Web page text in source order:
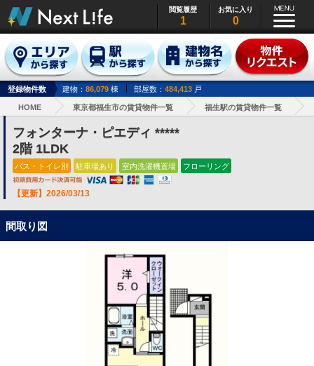
閲覧履歴
1
お気に入り
0
登録物件数 建物： 86,079 棟 部屋数： 484,413 戸
HOME 東京都福生市の賃貸物件一覧 福生駅の賃貸物件一覧
フォンターナ・ピエディ *****
2階 1LDK
バス・トイレ別 駐車場あり 室内洗濯機置場 フローリング
【更新】2026/03/13
間取り図